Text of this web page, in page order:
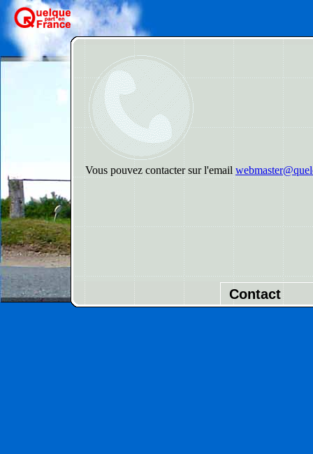
Vous pouvez contacter sur l'email
Contact